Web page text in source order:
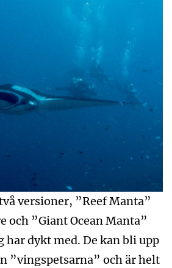
versioner, ”Reef Manta”
och ”Giant Ocean Manta”
har dykt med. De kan bli upp
”vingspetsarna” och är helt